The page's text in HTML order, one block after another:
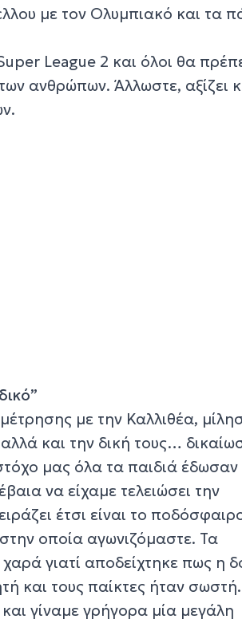
με τον Ολυμπιακό και τα
League 2 και όλοι θα
ανθρώπων. Άλλωστε, αξίζει
με την Καλλιθέα,
και την δική τους…
μας όλα τα παιδιά έδωσαν
να είχαμε τελειώσει την
έτσι είναι το
οποία αγωνιζόμαστε. Τα
γιατί αποδείχτηκε πως η
και τους παίκτες ήταν σωστή.
γίναμε γρήγορα μία μεγάλη